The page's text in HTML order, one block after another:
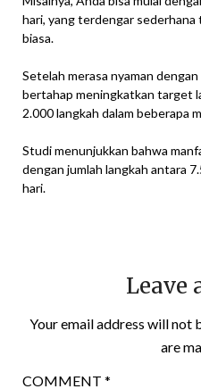
hari, yang terdengar
biasa.
Setelah merasa nyaman
bertahap meningkatkan target
2.000 langkah dalam beberapa
Studi menunjukkan bahwa
dengan jumlah langkah antara
hari.
Leave
Your email address will not
are
COMMENT *